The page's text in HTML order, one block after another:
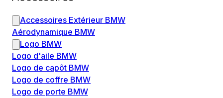
Accessoires Extérieur BMW
Aérodynamique BMW
Logo BMW
Logo d'aile BMW
Logo de capôt BMW
Logo de coffre BMW
Logo de porte BMW